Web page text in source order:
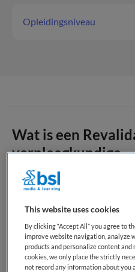
Opleidingsniveau
Wat is een
verpleegkundige
Een
verpleegkundige die
mensen met tijdelijke of
als gevolg van ziekte,
heeft een basisopleiding
geregistreerd en beschikt
scholing in revalidatiezorg.
This website uses cookies
By clicking “Accept All” you agree to
improve website navigation, analyze
products and personalize content
cookies, we only place the strictly
not record any information about you